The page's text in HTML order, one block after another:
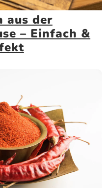
aus der
– Einfach &